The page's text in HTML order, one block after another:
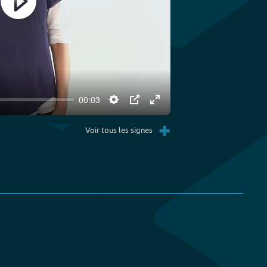
00:03
Settings
PIP Enter
fullscreen
Play
Voir tous les signes +